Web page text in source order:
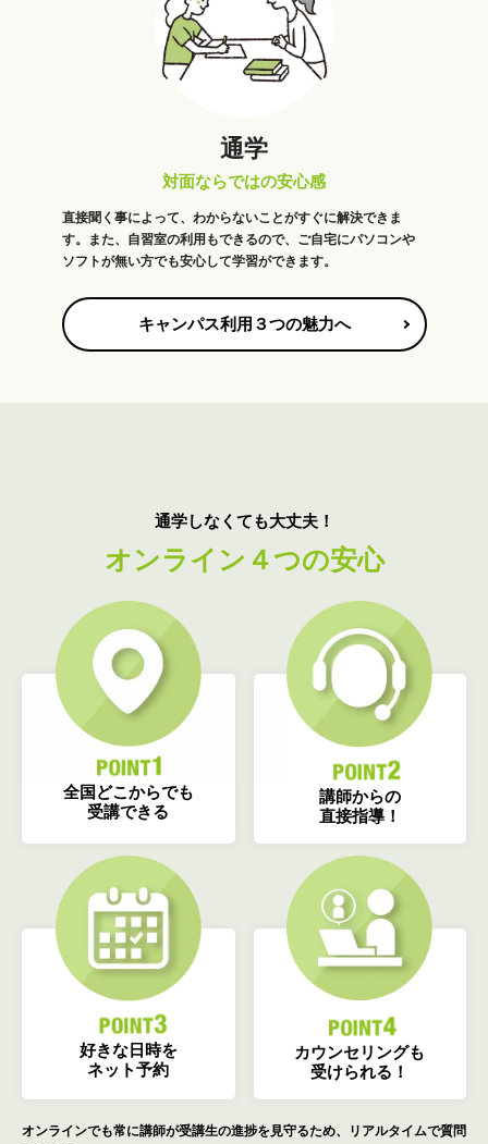
通学
対面ならではの安心感
直接聞く事によって、わからないことがすぐに解決できま
す。また、自習室の利用もできるので、ご自宅にパソコンや
ソフトが無い方でも安心して学習ができます。
キャンパス利用３つの魅力へ
通学しなくても大丈夫！
オンライン４つの安心
全国どこからでも
受講できる
講師からの
直接指導！
好きな日時を
ネット予約
カウンセリングも
受けられる！
オンラインでも常に講師が受講生の進捗を見守るため、リアルタイムで質問